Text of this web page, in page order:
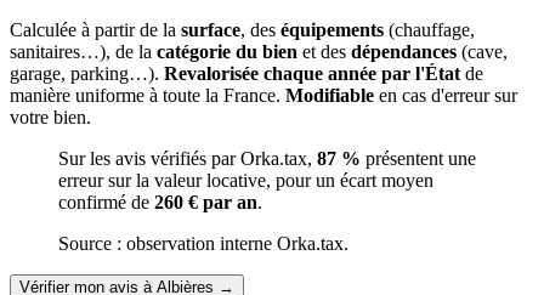
Calculée à partir de la surface, des équipements (chauffage,
sanitaires…), de la catégorie du bien et des dépendances (cave,
garage, parking…). Revalorisée chaque année par l'État de
manière uniforme à toute la France. Modifiable en cas d'erreur sur
votre bien.
Sur les avis vérifiés par Orka.tax, 87 % présentent une
erreur sur la valeur locative, pour un écart moyen
confirmé de 260 € par an.
Source : observation interne Orka.tax.
Vérifier mon avis à Albières →